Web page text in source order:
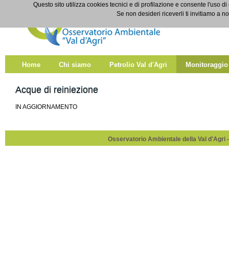
Salta al contenuto
Acque di reiniezione
Home Chi siamo Petrolio Val d'Agri Monitoraggio
Acque di reiniezione
IN AGGIORNAMENTO
Osservatorio Ambientale della Val d'Agri
Questo sito utilizza cookies tecnici e di profilazione e consente l'uso
Se non desideri riceverli ti invitiamo a